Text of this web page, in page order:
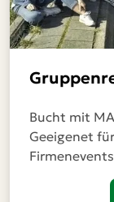
Bucht mit
Geeigenet